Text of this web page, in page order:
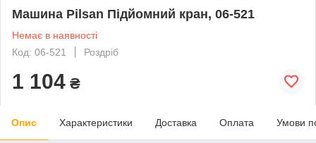
Машина Pilsan Підйомний кран, 06-521
Немає в наявності
Код: 06-521
Роздріб
1 104 ₴
Опис Характеристики Доставка Оплата Умови